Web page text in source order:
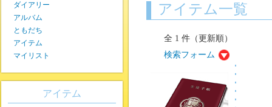
アイテム一覧
全 1 件（更新順）
検索フォーム
ダイアリー
アルバム
ともだち
アイテム
マイリスト
アイテム